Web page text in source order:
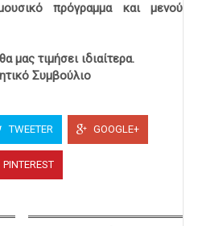
πρόγραμμα και μενού
μας τιμήσει ιδιαίτερα.
Συμβούλιο
TWEETER GOOGLE+
PINTEREST